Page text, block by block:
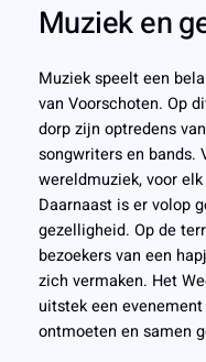
Muziek en
Muziek speelt een
van Voorschoten. Op
dorp zijn optredens
songwriters en bands.
wereldmuziek, voor
Daarnaast is er volop
gezelligheid. Op de
bezoekers van een
zich vermaken. Het
uitstek een
ontmoeten en samen